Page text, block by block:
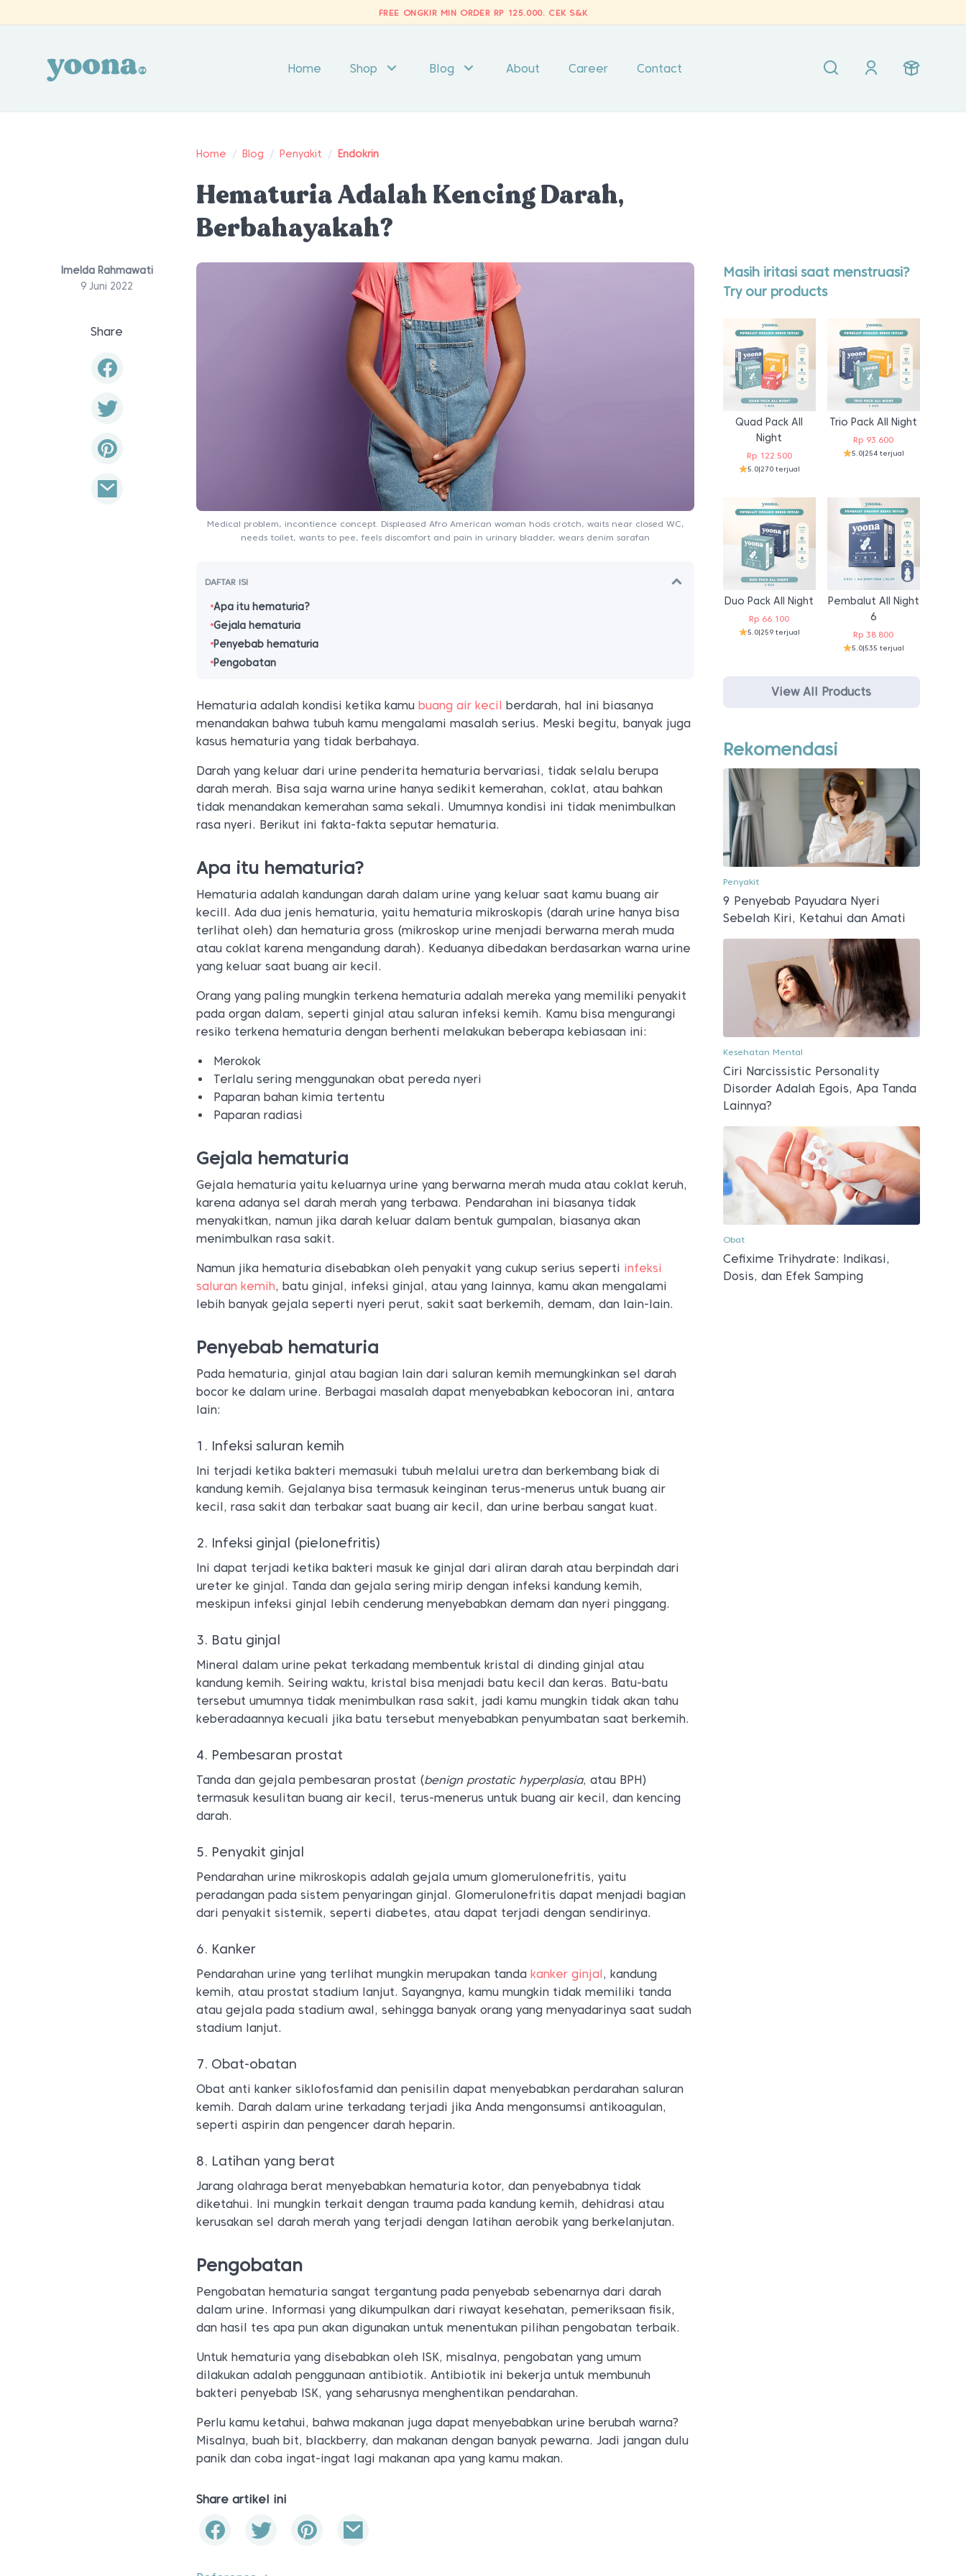
FREE ONGKIR MIN ORDER RP 125.000. CEK S&K
Home Shop Blog About Career Contact
Home / Blog / Penyakit / Endokrin
Hematuria Adalah Kencing Darah,
Berbahayakah?
Imelda Rahmawati
9 Juni 2022
Share
Medical problem, incontience concept. Displeased Afro American woman hods crotch, waits near closed WC,
needs toilet, wants to pee, feels discomfort and pain in urinary bladder, wears denim sarafan
DAFTAR ISI
Apa itu hematuria?
Gejala hematuria
Penyebab hematuria
Pengobatan
Hematuria adalah kondisi ketika kamu buang air kecil
berdarah, hal ini biasanya
menandakan bahwa tubuh kamu mengalami masalah serius. Meski begitu, banyak juga
kasus hematuria yang tidak berbahaya.
Darah yang keluar dari urine penderita hematuria bervariasi, tidak selalu berupa
darah merah. Bisa saja warna urine hanya sedikit kemerahan, coklat, atau bahkan
tidak menandakan kemerahan sama sekali. Umumnya kondisi ini tidak menimbulkan
rasa nyeri. Berikut ini fakta-fakta seputar hematuria.
Apa itu hematuria?
Hematuria adalah kandungan darah dalam urine yang keluar saat kamu buang air
kecill. Ada dua jenis hematuria, yaitu hematuria mikroskopis (darah urine hanya bisa
terlihat oleh) dan hematuria gross (mikroskop urine menjadi berwarna merah muda
atau coklat karena mengandung darah). Keduanya dibedakan berdasarkan warna urine
yang keluar saat buang air kecil.
Orang yang paling mungkin terkena hematuria adalah mereka yang memiliki penyakit
pada organ dalam, seperti ginjal atau saluran infeksi kemih. Kamu bisa mengurangi
resiko terkena hematuria dengan berhenti melakukan beberapa kebiasaan ini:
Merokok
Terlalu sering menggunakan obat pereda nyeri
Paparan bahan kimia tertentu
Paparan radiasi
Gejala hematuria
Gejala hematuria yaitu keluarnya urine yang berwarna merah muda atau coklat keruh,
karena adanya sel darah merah yang terbawa. Pendarahan ini biasanya tidak
menyakitkan, namun jika darah keluar dalam bentuk gumpalan, biasanya akan
menimbulkan rasa sakit.
Namun jika hematuria disebabkan oleh penyakit yang cukup serius seperti infeksi
saluran kemih, batu ginjal, infeksi ginjal, atau yang lainnya, kamu akan mengalami
lebih banyak gejala seperti nyeri perut, sakit saat berkemih, demam, dan lain-lain.
Penyebab hematuria
Pada hematuria, ginjal atau bagian lain dari saluran kemih memungkinkan sel darah
bocor ke dalam urine. Berbagai masalah dapat menyebabkan kebocoran ini, antara
lain:
1. Infeksi saluran kemih
Ini terjadi ketika bakteri memasuki tubuh melalui uretra dan berkembang biak di
kandung kemih. Gejalanya bisa termasuk keinginan terus-menerus untuk buang air
kecil, rasa sakit dan terbakar saat buang air kecil, dan urine berbau sangat kuat.
2. Infeksi ginjal (pielonefritis)
Ini dapat terjadi ketika bakteri masuk ke ginjal dari aliran darah atau berpindah dari
ureter ke ginjal. Tanda dan gejala sering mirip dengan infeksi kandung kemih,
meskipun infeksi ginjal lebih cenderung menyebabkan demam dan nyeri pinggang.
3. Batu ginjal
Mineral dalam urine pekat terkadang membentuk kristal di dinding ginjal atau
kandung kemih. Seiring waktu, kristal bisa menjadi batu kecil dan keras. Batu-batu
tersebut umumnya tidak menimbulkan rasa sakit, jadi kamu mungkin tidak akan tahu
keberadaannya kecuali jika batu tersebut menyebabkan penyumbatan saat berkemih.
4. Pembesaran prostat
Tanda dan gejala pembesaran prostat (benign prostatic hyperplasia, atau BPH)
termasuk kesulitan buang air kecil, terus-menerus untuk buang air kecil, dan kencing
darah.
5. Penyakit ginjal
Pendarahan urine mikroskopis adalah gejala umum glomerulonefritis, yaitu
peradangan pada sistem penyaringan ginjal. Glomerulonefritis dapat menjadi bagian
dari penyakit sistemik, seperti diabetes, atau dapat terjadi dengan sendirinya.
6. Kanker
Pendarahan urine yang terlihat mungkin merupakan tanda kanker ginjal , kandung
kemih, atau prostat stadium lanjut. Sayangnya, kamu mungkin tidak memiliki tanda
atau gejala pada stadium awal, sehingga banyak orang yang menyadarinya saat sudah
stadium lanjut.
7. Obat-obatan
Obat anti kanker siklofosfamid dan penisilin dapat menyebabkan perdarahan saluran
kemih. Darah dalam urine terkadang terjadi jika Anda mengonsumsi antikoagulan,
seperti aspirin dan pengencer darah heparin.
8. Latihan yang berat
Jarang olahraga berat menyebabkan hematuria kotor, dan penyebabnya tidak
diketahui. Ini mungkin terkait dengan trauma pada kandung kemih, dehidrasi atau
kerusakan sel darah merah yang terjadi dengan latihan aerobik yang berkelanjutan.
Pengobatan
Pengobatan hematuria sangat tergantung pada penyebab sebenarnya dari darah
dalam urine. Informasi yang dikumpulkan dari riwayat kesehatan, pemeriksaan fisik,
dan hasil tes apa pun akan digunakan untuk menentukan pilihan pengobatan terbaik.
Untuk hematuria yang disebabkan oleh ISK, misalnya, pengobatan yang umum
dilakukan adalah penggunaan antibiotik. Antibiotik ini bekerja untuk membunuh
bakteri penyebab ISK, yang seharusnya menghentikan pendarahan.
Perlu kamu ketahui, bahwa makanan juga dapat menyebabkan urine berubah warna?
Misalnya, buah bit, blackberry, dan makanan dengan banyak pewarna. Jadi jangan dulu
panik dan coba ingat-ingat lagi makanan apa yang kamu makan.
Share artikel ini
Masih iritasi saat menstruasi?
Try our products
Quad Pack All
Night
Rp122.500
5.0|270 terjual
Trio Pack All Night
Rp 93.600
5.0|254 terjual
Duo Pack All Night
Rp 66.100
5.0|259 terjual
Pembalut All Night
6
Rp 38.800
5.0|535 terjual
View All Products
Rekomendasi
Penyakit
9 Penyebab Payudara Nyeri
Sebelah Kiri, Ketahui dan Amati
Kesehatan Mental
Ciri Narcissistic Personality
Disorder Adalah Egois, Apa Tanda
Lainnya?
Obat
Cefixime Trihydrate: Indikasi,
Dosis, dan Efek Samping